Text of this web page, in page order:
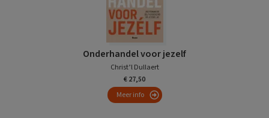
Onderhandel voor jezelf
Christ’l Dullaert
€ 27,50
Meer info